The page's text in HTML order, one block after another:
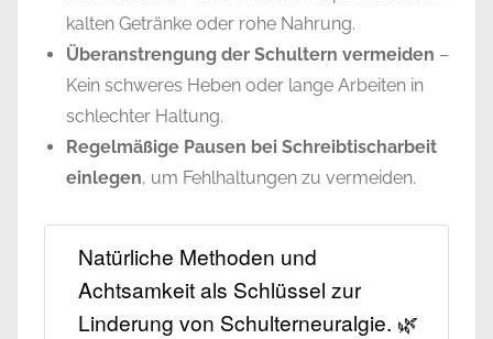
kalten Getränke oder rohe Nahrung.
Überanstrengung der Schultern vermeiden –
Kein schweres Heben oder lange Arbeiten in
schlechter Haltung.
Regelmäßige Pausen bei Schreibtischarbeit
einlegen, um Fehlhaltungen zu vermeiden.
Natürliche Methoden und
Achtsamkeit als Schlüssel zur
Linderung von Schulterneuralgie. 🌿